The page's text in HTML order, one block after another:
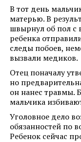
В тот день
матерью. В
швырнул об пол с
ребенка
следы побоев,
вызвали медиков.
Отец поначалу
но
он нанес травмы.
мальчика
Уголовное дело
обязанностей по
Ребенок сейчас